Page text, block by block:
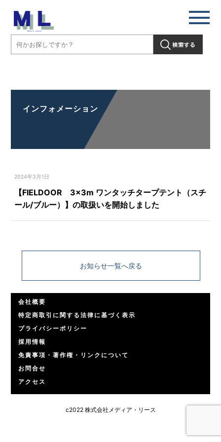
インフォメーション
2024年3月1日
【FIELDOOR 3×3m ワンタッチタープテント（スチ
ール/ブルー）】の取扱いを開始しました
お知らせ一覧へ戻る
会社概要
特定商取引に関する法律に基づく表示
プライバシーポリシー
採用情報
免責事項・著作権・リンクについて
お問合せ
アクセス
c2022 株式会社メディア・リース